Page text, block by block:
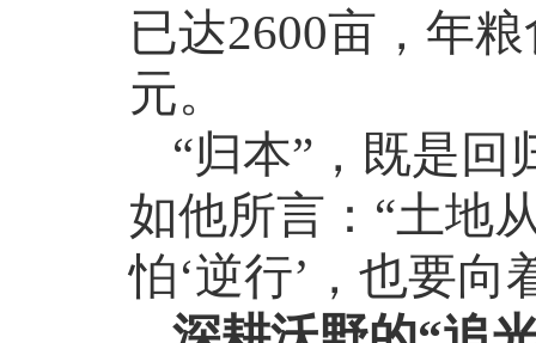
已达2600亩，年
元。
“归本”，既是
如他所言：“土地
怕‘逆行’，也要向